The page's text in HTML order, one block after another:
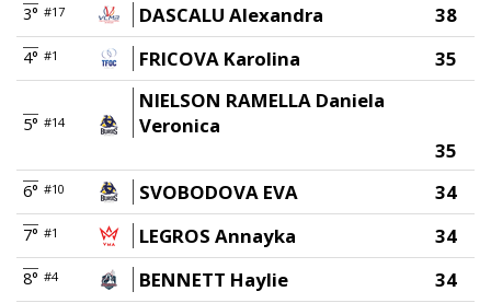
3° #17 DASCALU Alexandra 38
4° #1 FRICOVA Karolina 35
5° #14
NIELSON RAMELLA Daniela
Veronica
35
6° #10 SVOBODOVA EVA 34
7° #1 LEGROS Annayka 34
8° #4 BENNETT Haylie 34